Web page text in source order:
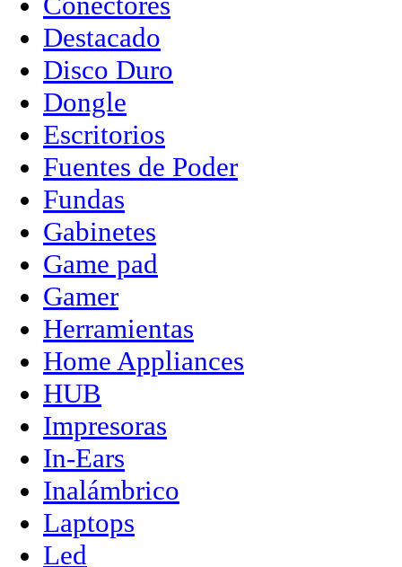
Destacado
Disco Duro
Dongle
Escritorios
Fuentes de Poder
Fundas
Gabinetes
Game pad
Gamer
Herramientas
Home Appliances
HUB
Impresoras
In-Ears
Inalámbrico
Laptops
Led